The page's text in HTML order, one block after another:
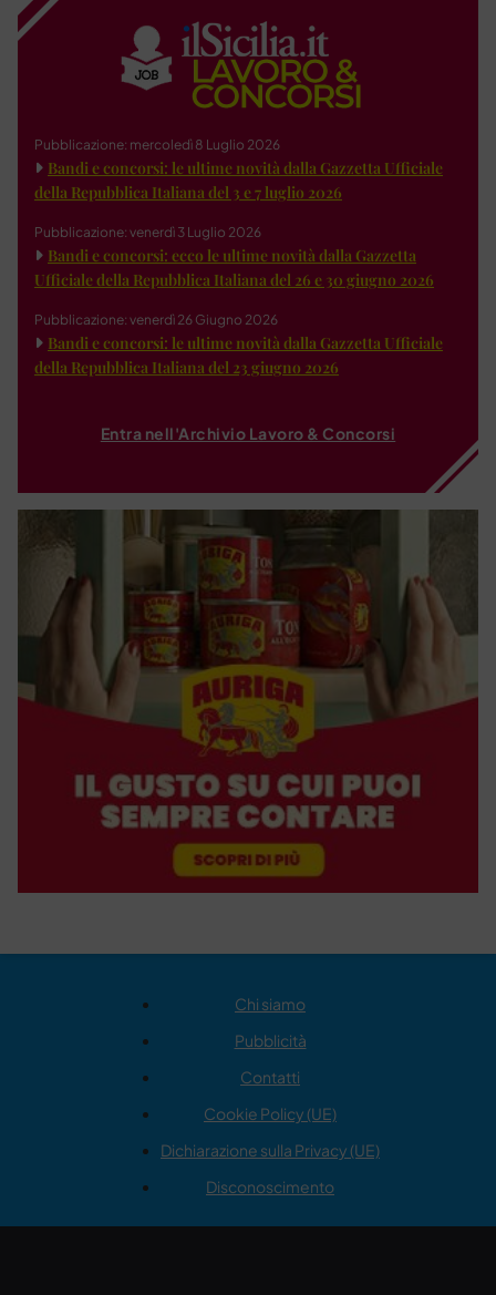
Pubblicazione: mercoledì 8 Luglio 2026
Bandi e concorsi: le ultime novità dalla Gazzetta Ufficiale
della Repubblica Italiana del 3 e 7 luglio 2026
Pubblicazione: venerdì 3 Luglio 2026
Bandi e concorsi: ecco le ultime novità dalla Gazzetta
Ufficiale della Repubblica Italiana del 26 e 30 giugno 2026
Pubblicazione: venerdì 26 Giugno 2026
Bandi e concorsi: le ultime novità dalla Gazzetta Ufficiale
della Repubblica Italiana del 23 giugno 2026
Entra nell'Archivio Lavoro & Concorsi
Chi siamo
Pubblicità
Contatti
Cookie Policy (UE)
Dichiarazione sulla Privacy (UE)
Disconoscimento